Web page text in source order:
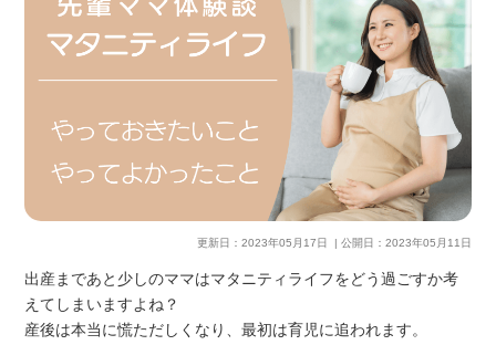
更新日： 2023年05月17日 | 公開日： 2023年05月11日
出産まであと少しのママはマタニティライフをどう過ごすか考
えてしまいますよね？
産後は本当に慌ただしくなり、最初は育児に追われます。